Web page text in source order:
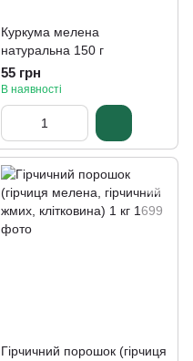
Куркума мелена
натуральна 150 г
55 грн
В наявності
Гірчичний порошок (гірчиця